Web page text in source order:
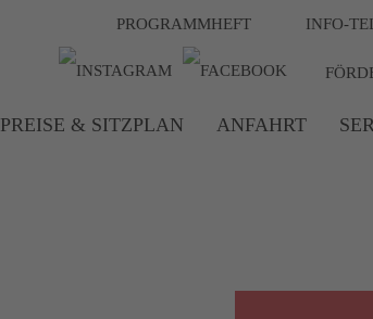
INFO-
PROGRAMMHEFT
PREISE & SITZPLAN ANFAHRT